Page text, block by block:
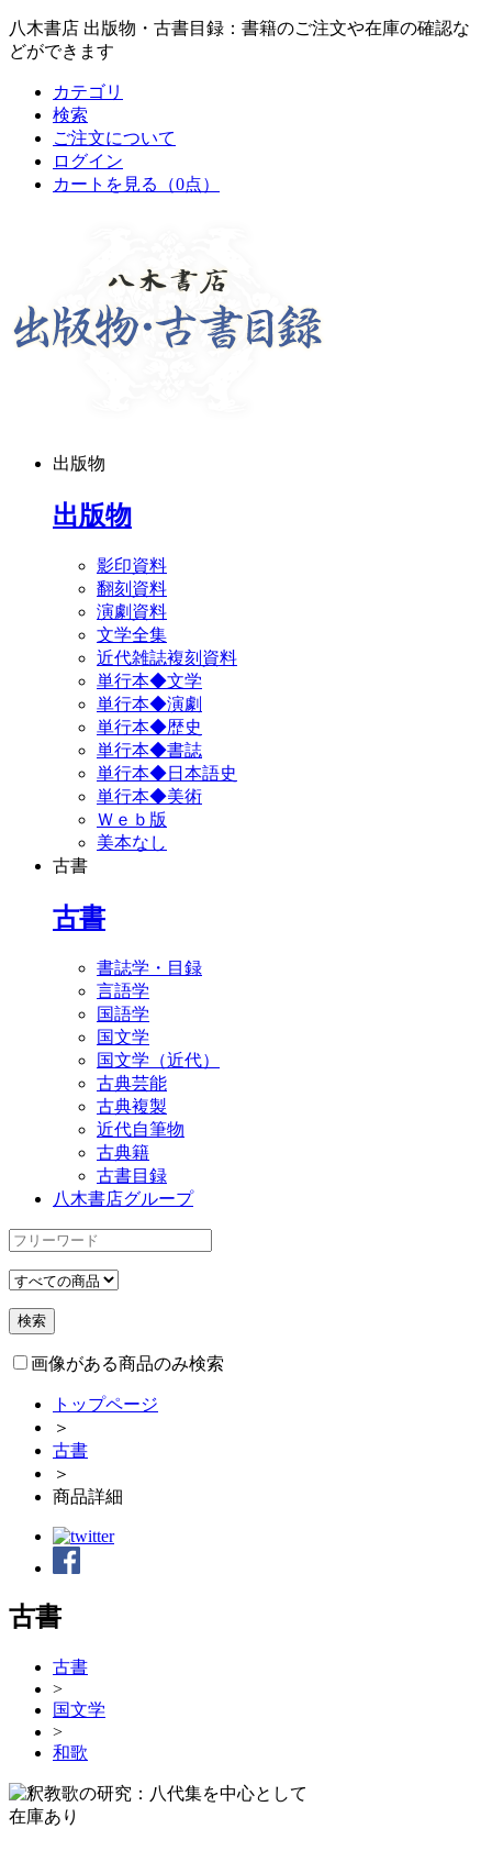
八木書店 出版物・古書目録：書籍のご注文や在庫の確認な
どができます
カテゴリ
検索
ご注文について
ログイン
カートを見る
（0点）
出版物
出版物
影印資料
翻刻資料
演劇資料
文学全集
近代雑誌複刻資料
単行本◆文学
単行本◆演劇
単行本◆歴史
単行本◆書誌
単行本◆日本語史
単行本◆美術
Ｗｅｂ版
美本なし
古書
古書
書誌学・目録
言語学
国語学
国文学
国文学（近代）
古典芸能
古典複製
近代自筆物
古典籍
古書目録
八木書店グループ
画像がある商品のみ検索
トップページ
＞
古書
＞
商品詳細
古書
古書
>
国文学
>
和歌
在庫あり